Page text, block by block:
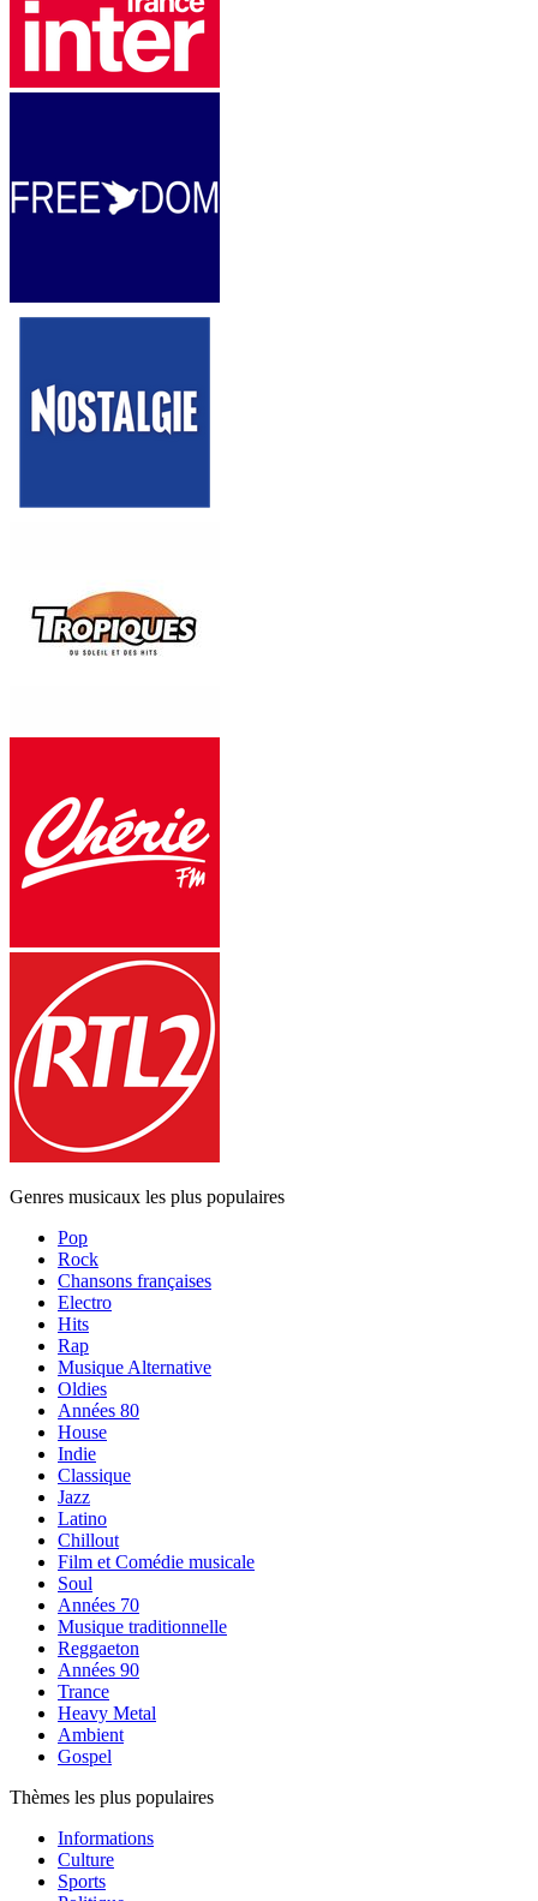
Genres musicaux les plus populaires
Pop
Rock
Chansons françaises
Electro
Hits
Rap
Musique Alternative
Oldies
Années 80
House
Indie
Classique
Jazz
Latino
Chillout
Film et Comédie musicale
Soul
Années 70
Musique traditionnelle
Reggaeton
Années 90
Trance
Heavy Metal
Ambient
Gospel
Thèmes les plus populaires
Informations
Culture
Sports